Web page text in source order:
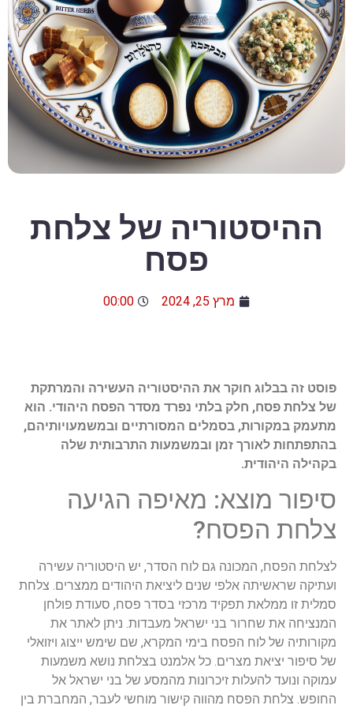
ההיסטוריה של צלחת
פסח
מרץ 25, 2024 00:00
פוסט זה בבלוג חוקר את ההיסטוריה העשירה והמרתקת
של צלחת פסח, חלק בלתי נפרד מסדר הפסח היהודי. הוא
מתעמק במקורות, בסמלים המסורתיים ובמשמעויותיהם,
בהתפתחות לאורך זמן ובמשמעות התרבותית שלה
בקהילה היהודית.
סיפור מוצא: מאיפה הגיעה
צלחת הפסח?
לצלחת הפסח, המכונה גם לוח הסדר, יש היסטוריה עשירה
ועתיקה שראשיתה אלפי שנים ליציאת היהודים ממצרים. צלחת
סמלית זו ממלאת תפקיד מרכזי בסדר פסח, סעודת פולחן
המנציחה את שחרור בני ישראל מעבדות. ניתן לאתר את
מקורותיה של לוח הפסח בימי המקרא, שם שימש ייצוג ויזואלי
של סיפור יציאת מצרים. כל אלמנט בצלחת נושא משמעות
עמוקה ונועד להעלות זיכרונות מהמסע של בני ישראל אל
החופש. צלחת הפסח מהווה קישור מוחשי לעבר, המחברת בין